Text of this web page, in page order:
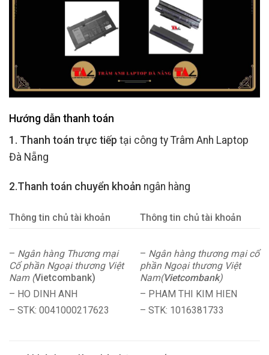
Hướng dẫn thanh toán
1. Thanh toán trực tiếp tại công ty Trâm Anh Laptop
Đà Nẵng
2.Thanh toán chuyển khoản ngân hàng
Thông tin chủ tài khoản Thông tin chủ tài khoản
– Ngân hàng Thương mại
Cổ phần Ngoại thương Việt
Nam (Vietcombank)
– HO DINH ANH
– STK: 0041000217623
– Ngân hàng thương mại cổ
phần Ngoại thương Việt
Nam(Vietcombank)
– PHAM THI KIM HIEN
– STK: 1016381733